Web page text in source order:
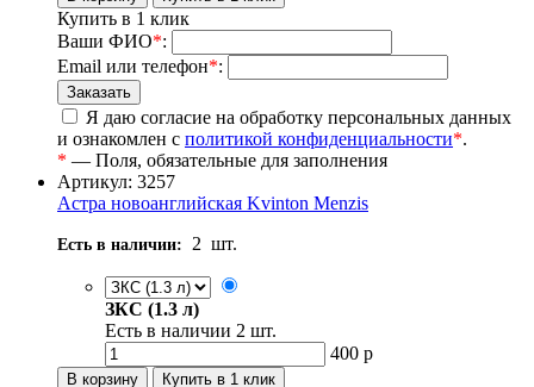
Купить в 1 клик
Ваши ФИО*:
Email или телефон*:
Я даю согласие на обработку персональных данных
и ознакомлен с политикой конфиденциальности*.
* — Поля, обязательные для заполнения
Артикул: 3257
Астра новоанглийская Kvinton Menzis
Есть в наличии: 2 шт.
ЗКС (1.3 л)
Есть в наличии 2 шт.
400 р